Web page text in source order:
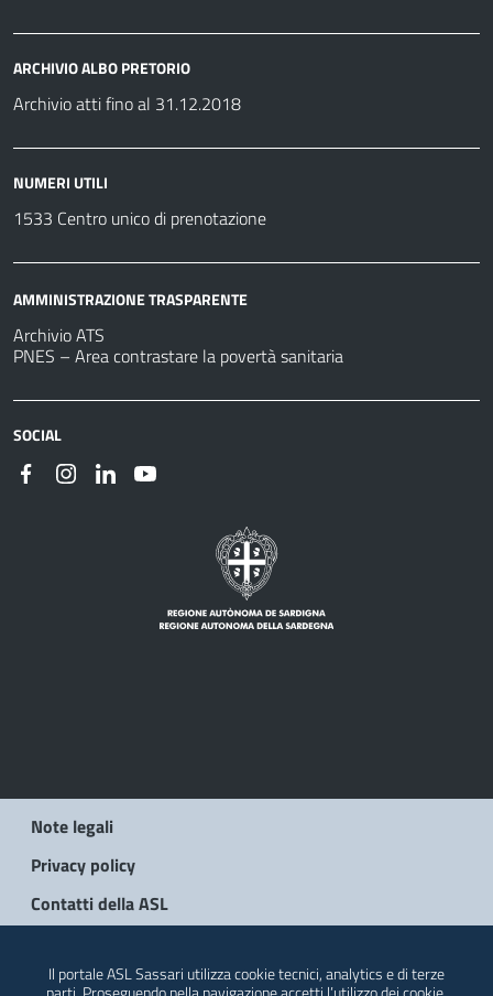
ARCHIVIO ALBO PRETORIO
Archivio atti fino al 31.12.2018
NUMERI UTILI
1533 Centro unico di prenotazione
AMMINISTRAZIONE TRASPARENTE
Archivio ATS
PNES – Area contrastare la povertà sanitaria
SOCIAL
Note legali
Privacy policy
Contatti della ASL
Il portale ASL Sassari utilizza cookie tecnici, analytics e di terze